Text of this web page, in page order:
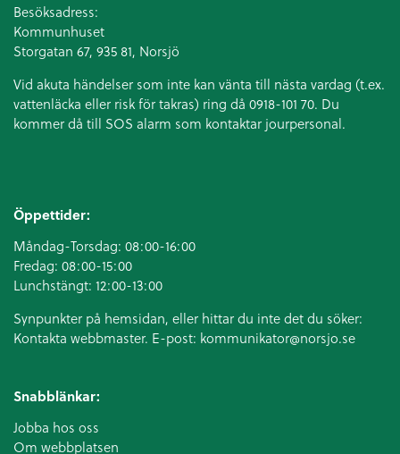
Besöksadress:
Kommunhuset
Storgatan 67, 935 81, Norsjö
Vid akuta händelser som inte kan vänta till nästa vardag (t.ex.
vattenläcka eller risk för takras) ring då 0918-101 70. Du
kommer då till SOS alarm som kontaktar jourpersonal.
Öppettider:
Måndag-Torsdag: 08:00-16:00
Fredag: 08:00-15:00
Lunchstängt: 12:00-13:00
Synpunkter på hemsidan, eller hittar du inte det du söker:
Kontakta webbmaster. E-post: kommunikator@norsjo.se
Snabblänkar:
Jobba hos oss
Om webbplatsen